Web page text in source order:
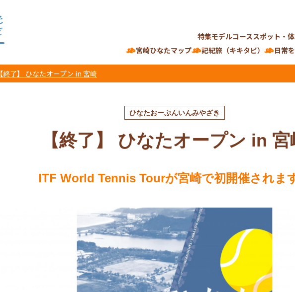
特集モデルコーススポット・
宮崎ひなたマップ
記紀旅（キキタビ） 日常
【終了】 ひなたオープン in 宮崎
ひなたおーぷんいんみやざき
【終了】 ひなたオープン in 宮
ITF World Tennis Tourが宮崎で初開催されま